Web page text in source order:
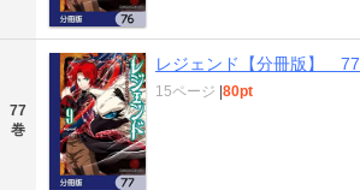
77
巻
レジェンド【分冊版】 77
15ページ 80pt